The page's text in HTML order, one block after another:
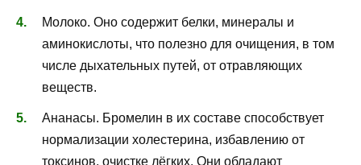
Молоко. Оно содержит белки, минералы и
аминокислоты, что полезно для очищения, в том
числе дыхательных путей, от отравляющих
веществ.
Ананасы. Бромелин в их составе способствует
нормализации холестерина, избавлению от
токсинов, очистке лёгких. Они обладают